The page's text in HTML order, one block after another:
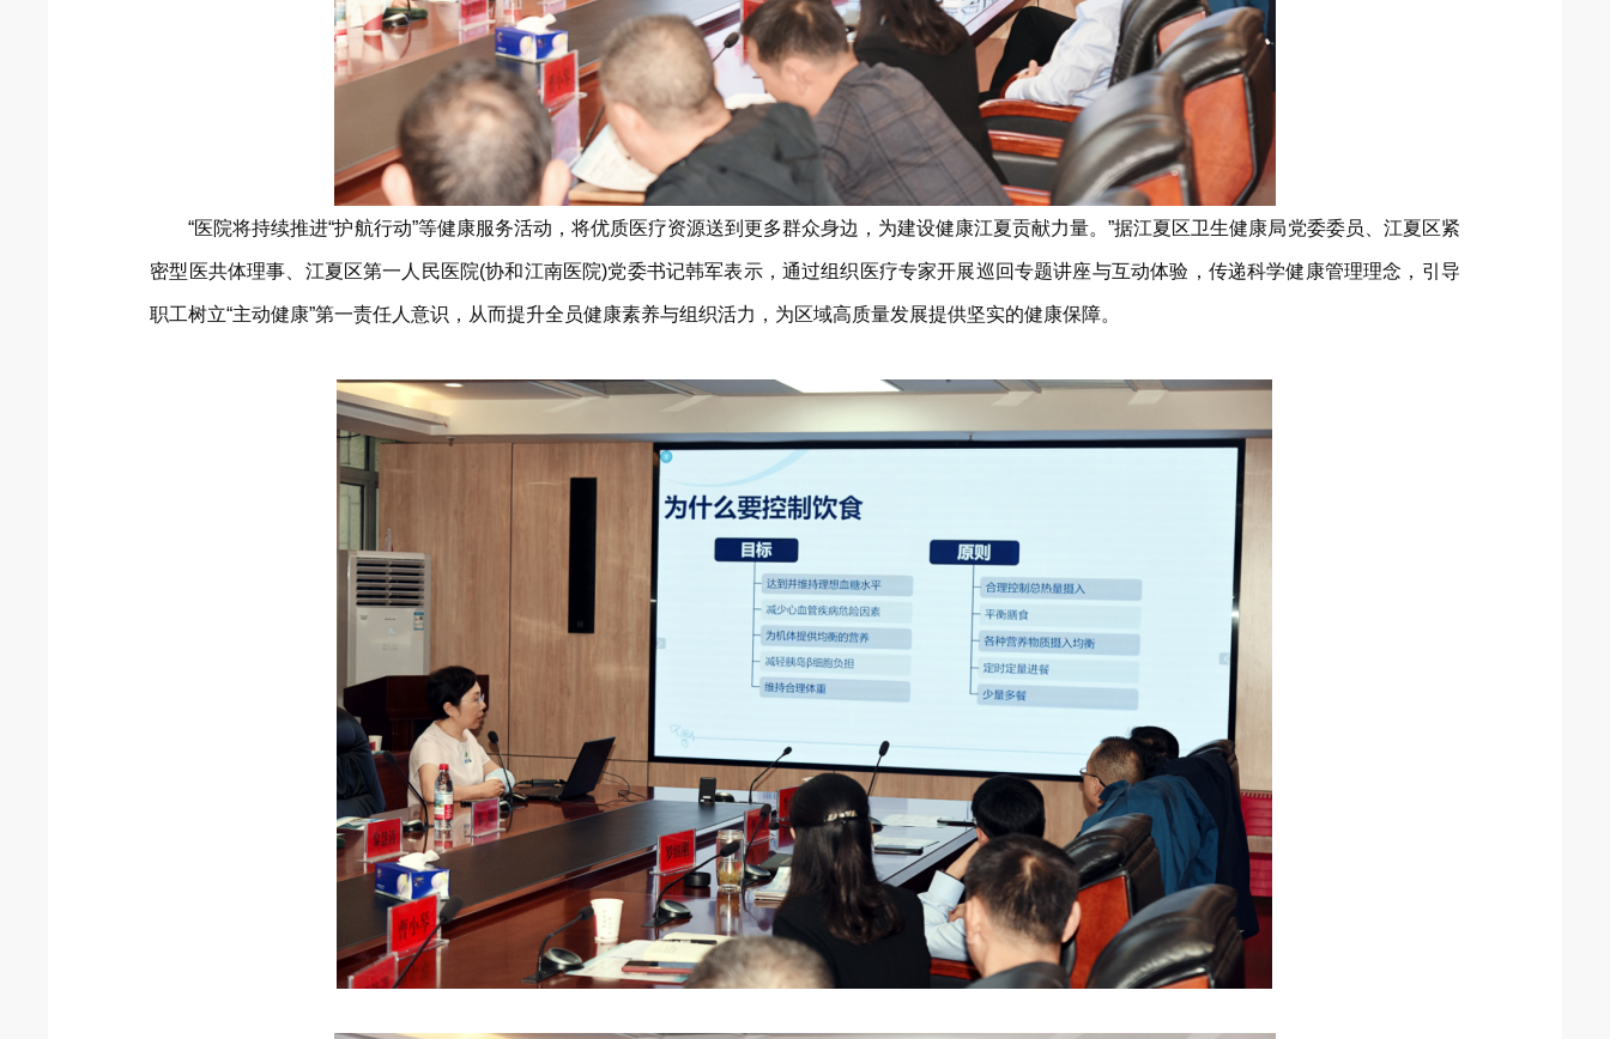
“医院将持续推进“护航行动”等健康服务活动，将优质医疗资源送到更多群众身边，为建设健康江夏贡献力量。”据江夏区卫生健康局党委委员、江夏区紧
密型医共体理事、江夏区第一人民医院(协和江南医院)党委书记韩军表示，通过组织医疗专家开展巡回专题讲座与互动体验，传递科学健康管理理念，引导
职工树立“主动健康”第一责任人意识，从而提升全员健康素养与组织活力，为区域高质量发展提供坚实的健康保障。